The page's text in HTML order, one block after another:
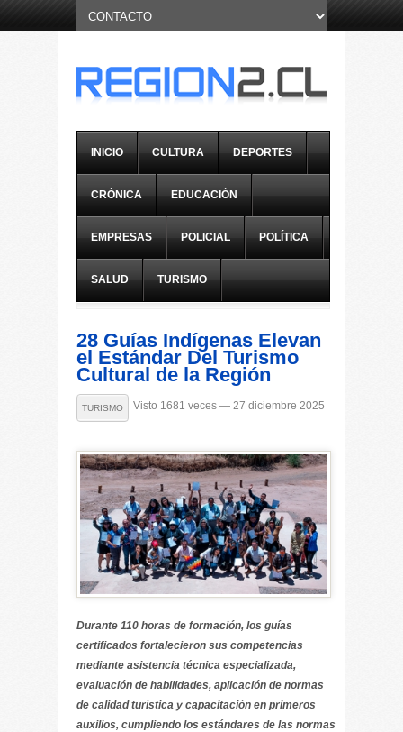
INICIO CULTURA DEPORTES
CRÓNICA EDUCACIÓN
EMPRESAS POLICIAL POLÍTICA
SALUD TURISMO
28 Guías Indígenas Elevan
el Estándar Del Turismo
Cultural de la Región
TURISMO Visto 1681 veces — 27 diciembre 2025
Durante 110 horas de formación, los guías
certificados fortalecieron sus competencias
mediante asistencia técnica especializada,
evaluación de habilidades, aplicación de normas
de calidad turística y capacitación en primeros
auxilios, cumpliendo los estándares de las normas